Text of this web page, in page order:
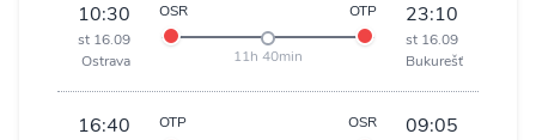
10:30
st 16.09
Ostrava
OSR OTP
11h 40min
23:10
st 16.09
Bukurešť
16:40 OTP OSR 09:05